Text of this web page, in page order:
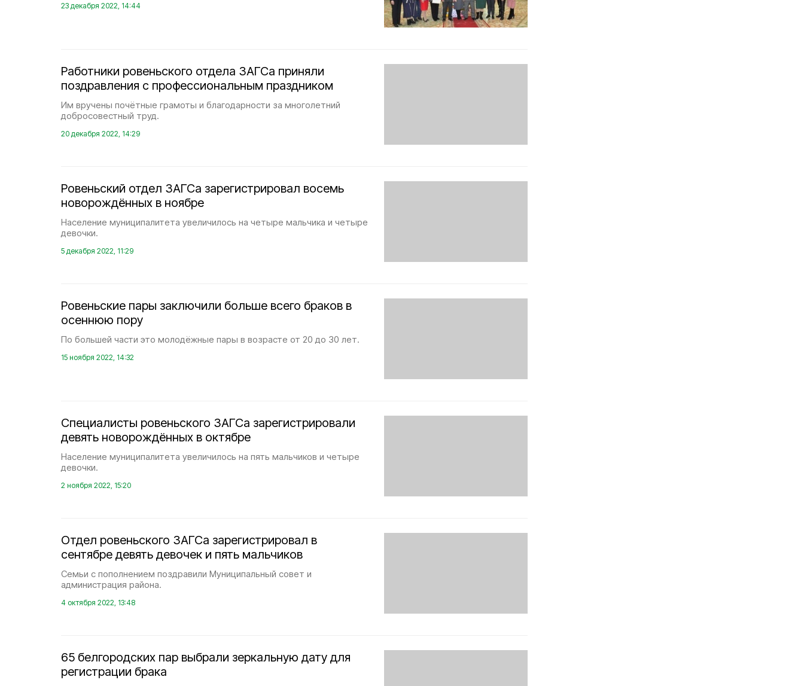
23 декабря 2022, 14:44
Работники ровеньского отдела ЗАГСа приняли
поздравления с профессиональным праздником
Им вручены почётные грамоты и благодарности за многолетний
добросовестный труд.
20 декабря 2022, 14:29
Ровеньский отдел ЗАГСа зарегистрировал восемь
новорождённых в ноябре
Население муниципалитета увеличилось на четыре мальчика и четыре
девочки.
5 декабря 2022, 11:29
Ровеньские пары заключили больше всего браков в
осеннюю пору
По большей части это молодёжные пары в возрасте от 20 до 30 лет.
15 ноября 2022, 14:32
Специалисты ровеньского ЗАГСа зарегистрировали
девять новорождённых в октябре
Население муниципалитета увеличилось на пять мальчиков и четыре
девочки.
2 ноября 2022, 15:20
Отдел ровеньского ЗАГСа зарегистрировал в
сентябре девять девочек и пять мальчиков
Семьи с пополнением поздравили Муниципальный совет и
администрация района.
4 октября 2022, 13:48
65 белгородских пар выбрали зеркальную дату для
регистрации брака